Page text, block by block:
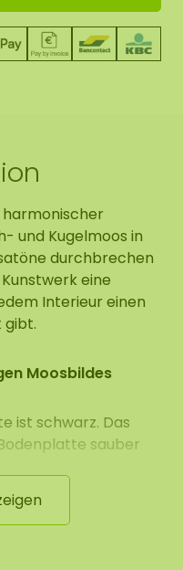
harmonischer
und Kugelmoos in
durchbrechen
eine
Interieur einen
gibt.
Moosbildes
ist schwarz. Das
sauber